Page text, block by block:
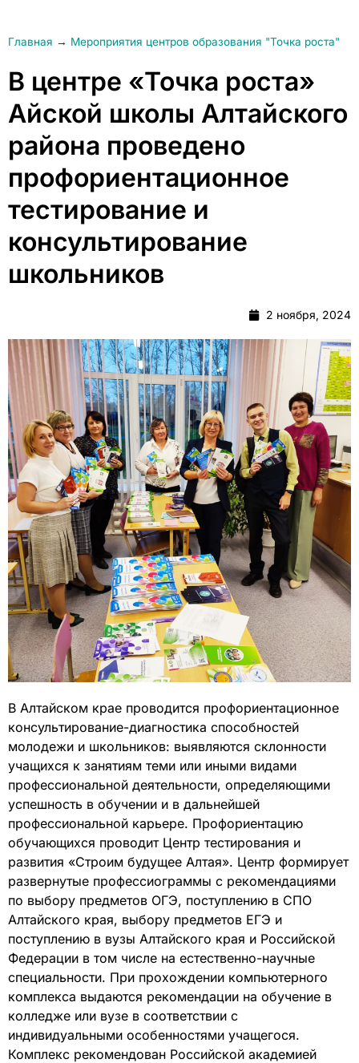
Главная → Мероприятия центров образования "Точка роста"
В центре «Точка роста»
Айской школы Алтайского
района проведено
профориентационное
тестирование и
консультирование
школьников
2 ноября, 2024
В Алтайском крае проводится профориентационное
консультирование-диагностика способностей
молодежи и школьников: выявляются склонности
учащихся к занятиям теми или иными видами
профессиональной деятельности, определяющими
успешность в обучении и в дальнейшей
профессиональной карьере. Профориентацию
обучающихся проводит Центр тестирования и
развития «Строим будущее Алтая». Центр формирует
развернутые профессиограммы с рекомендациями
по выбору предметов ОГЭ, поступлению в СПО
Алтайского края, выбору предметов ЕГЭ и
поступлению в вузы Алтайского края и Российской
Федерации в том числе на естественно-научные
специальности. При прохождении компьютерного
комплекса выдаются рекомендации на обучение в
колледже или вузе в соответствии с
индивидуальными особенностями учащегося.
Комплекс рекомендован Российской академией